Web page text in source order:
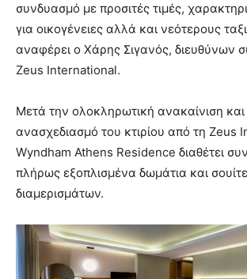
συνδυασμό με προσιτές τιμές,
για οικογένειες αλλά και νεότερους
αναφέρει ο Χάρης Σιγανός, διευθύνων
Zeus International.
Μετά την ολοκληρωτική ανακαίνιση και
ανασχεδιασμό του κτιρίου από τη Zeus
Wyndham Athens Residence διαθέτει
πλήρως εξοπλισμένα δωμάτια και
διαμερισμάτων.